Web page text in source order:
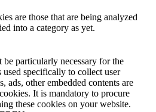
are those that are being analyzed
into a category as yet.
particularly necessary for the
specifically to collect user
ads, other embedded contents are
It is mandatory to procure
these cookies on your website.